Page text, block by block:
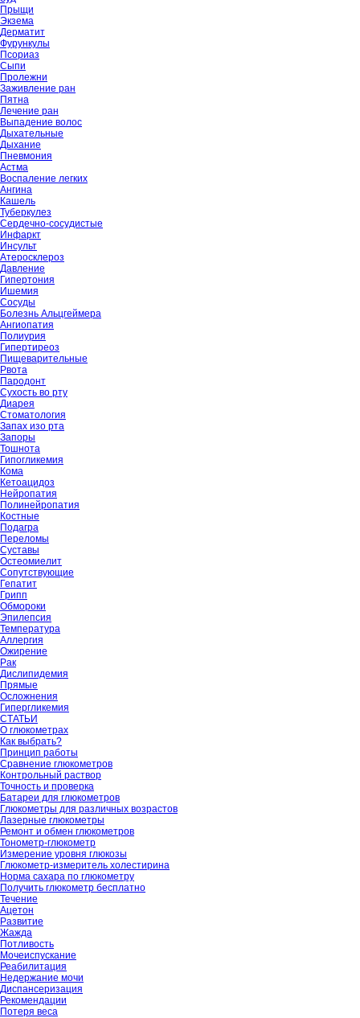
Прыщи
Экзема
Дерматит
Фурункулы
Псориаз
Сыпи
Пролежни
Заживление ран
Пятна
Лечение ран
Выпадение волос
Дыхательные
Дыхание
Пневмония
Астма
Воспаление легких
Ангина
Кашель
Туберкулез
Сердечно-сосудистые
Инфаркт
Инсульт
Атеросклероз
Давление
Гипертония
Ишемия
Сосуды
Болезнь Альцгеймера
Ангиопатия
Полиурия
Гипертиреоз
Пищеварительные
Рвота
Пародонт
Сухость во рту
Диарея
Стоматология
Запах изо рта
Запоры
Тошнота
Гипогликемия
Кома
Кетоацидоз
Нейропатия
Полинейропатия
Костные
Подагра
Переломы
Суставы
Остеомиелит
Сопутствующие
Гепатит
Грипп
Обмороки
Эпилепсия
Температура
Аллергия
Ожирение
Рак
Дислипидемия
Прямые
Осложнения
Гипергликемия
СТАТЬИ
О глюкометрах
Как выбрать?
Принцип работы
Сравнение глюкометров
Контрольный раствор
Точность и проверка
Батареи для глюкометров
Глюкометры для различных возрастов
Лазерные глюкометры
Ремонт и обмен глюкометров
Тонометр-глюкометр
Измерение уровня глюкозы
Глюкометр-измеритель холестирина
Норма сахара по глюкометру
Получить глюкометр бесплатно
Течение
Ацетон
Развитие
Жажда
Потливость
Мочеиспускание
Реабилитация
Недержание мочи
Диспансеризация
Рекомендации
Потеря веса